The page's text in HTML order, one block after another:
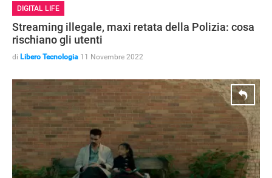
APPLE
DIGITAL LIFE
Streaming illegale, maxi retata della Polizia: cosa
rischiano gli utenti
di Libero Tecnologia 11 Novembre 2022